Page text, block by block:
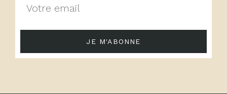
JE M'ABONNE